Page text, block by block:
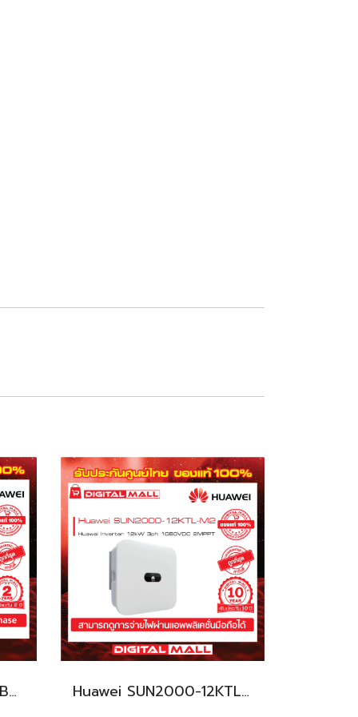
Huawei BACKUP-BOX-B0 เครื่องแปลงแรงดันไฟฟ้า (Inverter) Huawei SUN2000-12KTL-M2 เครื่องแปลงแรงดันไฟฟ้า (Inverter)